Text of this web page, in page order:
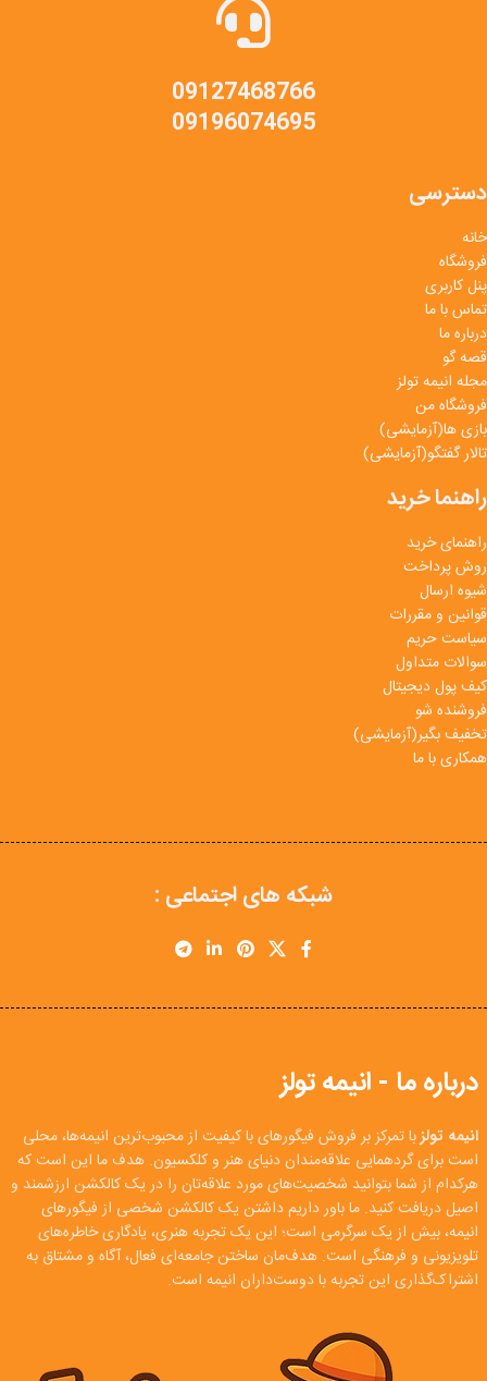
09127468766
09196074695
دسترسی
خانه
فروشگاه
پنل کاربری
تماس با ما
درباره ما
قصه گو
مجله انیمه تولز
فروشگاه من
بازی ها(آزمایشی)
تالار گفتگو(آزمایشی)
راهنما خرید
راهنمای خرید
روش پرداخت
شیوه ارسال
قوانین و مقررات
سیاست حریم
سوالات متداول
کیف پول دیجیتال
فروشنده شو
تخفیف بگیر(آزمایشی)
همکاری با ما
شبکه های اجتماعی :
درباره ما - انیمه تولز
انیمه تولزبا تمرکز بر فروش فیگورهای با کیفیت از محبوب‌ترین انیمه‌ها، محلی
است برای گردهمایی علاقه‌مندان دنیای هنر و کلکسیون. هدف ما این است که
هرکدام از شما بتوانید شخصیت‌های مورد علاقه‌تان را در یک کالکشن ارزشمند و
اصیل دریافت کنید. ما باور داریم داشتن یک کالکشن شخصی از فیگورهای
انیمه، بیش از یک سرگرمی است؛ این یک تجربه هنری، یادگاری خاطره‌های
تلویزیونی و فرهنگی است. هدف‌مان ساختن جامعه‌ای فعال، آگاه و مشتاق به
اشتراک‌گذاری این تجربه با دوست‌داران انیمه است.